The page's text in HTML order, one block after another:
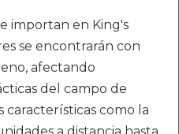
importan en King's
se encontrarán con
afectando
del campo de
características como la